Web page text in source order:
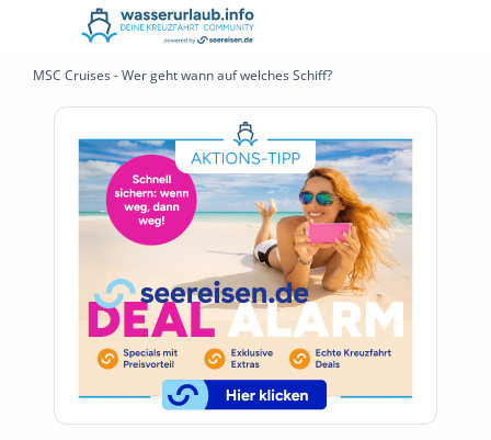
MSC Cruises - Wer geht wann auf welches Schiff?